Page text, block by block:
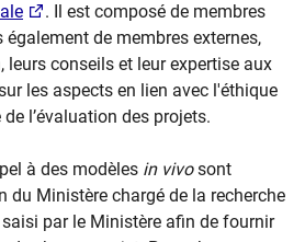
. Il est composé de membres
également de membres externes,
leurs conseils et leur expertise aux
les aspects en lien avec l'éthique
l’évaluation des projets.
à des modèles in vivosont
du Ministère chargé de la recherche
saisi par le Ministère afin de fournir